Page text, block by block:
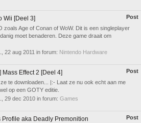
Post
Wii [Deel 3]
zoals Age of Conan of WoW. Dit is een singleplayer
moet benaderen. Deze game draait om
22 aug 2011 in forum: Nintendo Hardware
Post
Mass Effect 2 [Deel 4]
te downloaden... |:- Laat ze nu ook echt aan me
op een GOTY editie.
29 dec 2010 in forum: Games
Post
Profile aka Deadly Premonition